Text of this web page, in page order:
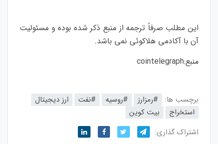
این مطلب صرفاً ترجمه از منبع ذکر شده بوده و مسئولیت
آن با آکادمی هلاکوئی نمی باشد.
منبع:cointelegraph
برچسب ها: #رمزارز #روسیه #نفت
ارز دیجیتال
استخراج
بیت کوین
اشتراک گذاری: